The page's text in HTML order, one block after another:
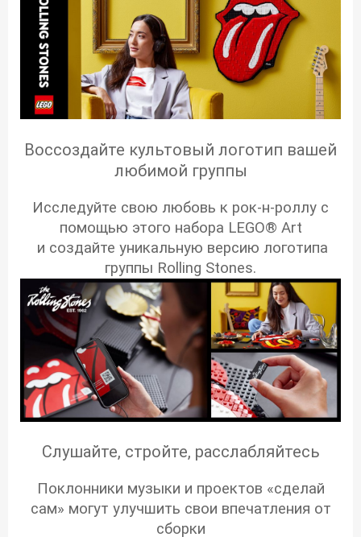
Воссоздайте культовый логотип вашей
любимой группы
Исследуйте свою любовь к рок-н-роллу с
помощью этого набора LEGO® Art
и создайте уникальную версию логотипа
группы Rolling Stones.
Слушайте, стройте, расслабляйтесь
Поклонники музыки и проектов «сделай
сам» могут улучшить свои впечатления от
сборки